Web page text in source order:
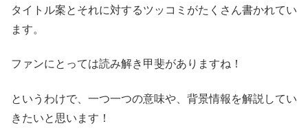
タイトル案とそれに対するツッコミがたくさん書かれてい
ます。
ファンにとっては読み解き甲斐がありますね！
というわけで、一つ一つの意味や、背景情報を解説してい
きたいと思います！